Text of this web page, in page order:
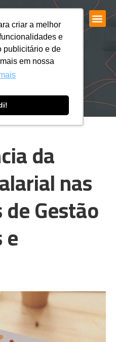
criar a melhor
e
publicitário e de
em nossa
da
nas
Gestão